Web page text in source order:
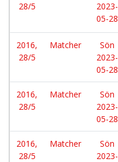
28/5
2023-
05-28
2016,
28/5
Matcher
Sön
2023-
05-28
2016,
28/5
Matcher
Sön
2023-
05-28
2016,
28/5
Matcher
Sön
2023-